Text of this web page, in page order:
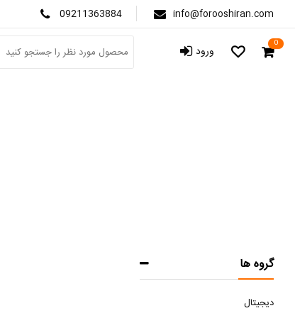
09211363884 info@forooshiran.com
ورود 0
گروه ها
دیجیتال